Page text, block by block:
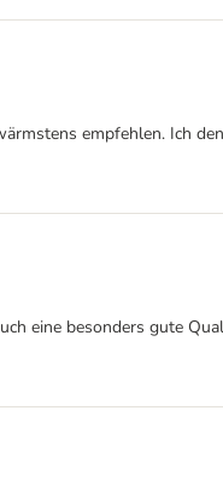
empfehlen. Ich
eine besonders gute